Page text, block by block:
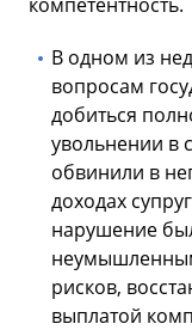
В одном из
вопросам
добиться
увольнении в
обвинили в
доходах
нарушение
рисков,
выплатой